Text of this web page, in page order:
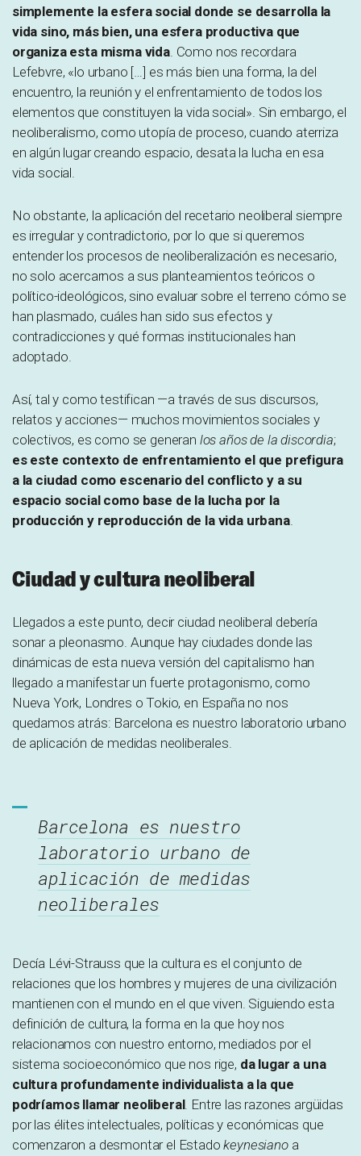
simplemente la esfera social donde se desarrolla la
vida sino, más bien, una esfera productiva que
organiza esta misma vida. Como nos recordara
Lefebvre, «lo urbano […] es más bien una forma, la del
encuentro, la reunión y el enfrentamiento de todos los
elementos que constituyen la vida social». Sin embargo, el
neoliberalismo, como utopía de proceso, cuando aterriza
en algún lugar creando espacio, desata la lucha en esa
vida social.
No obstante, la aplicación del recetario neoliberal siempre
es irregular y contradictorio, por lo que si queremos
entender los procesos de neoliberalización es necesario,
no solo acercarnos a sus planteamientos teóricos o
político-ideológicos, sino evaluar sobre el terreno cómo se
han plasmado, cuáles han sido sus efectos y
contradicciones y qué formas institucionales han
adoptado.
Así, tal y como testifican —a través de sus discursos,
relatos y acciones— muchos movimientos sociales y
colectivos, es como se generan los años de la discordia;
es este contexto de enfrentamiento el que prefigura
a la ciudad como escenario del conflicto y a su
espacio social como base de la lucha por la
producción y reproducción de la vida urbana.
Ciudad y cultura neoliberal
Llegados a este punto, decir ciudad neoliberal debería
sonar a pleonasmo. Aunque hay ciudades donde las
dinámicas de esta nueva versión del capitalismo han
llegado a manifestar un fuerte protagonismo, como
Nueva York, Londres o Tokio, en España no nos
quedamos atrás: Barcelona es nuestro laboratorio urbano
de aplicación de medidas neoliberales.
Barcelona es nuestro
laboratorio urbano de
aplicación de medidas
neoliberales
Decía Lévi-Strauss que la cultura es el conjunto de
relaciones que los hombres y mujeres de una civilización
mantienen con el mundo en el que viven. Siguiendo esta
definición de cultura, la forma en la que hoy nos
relacionamos con nuestro entorno, mediados por el
sistema socioeconómico que nos rige, da lugar a una
cultura profundamente individualista a la que
podríamos llamar neoliberal. Entre las razones argüidas
por las élites intelectuales, políticas y económicas que
comenzaron a desmontar el Estadokeynesianoa